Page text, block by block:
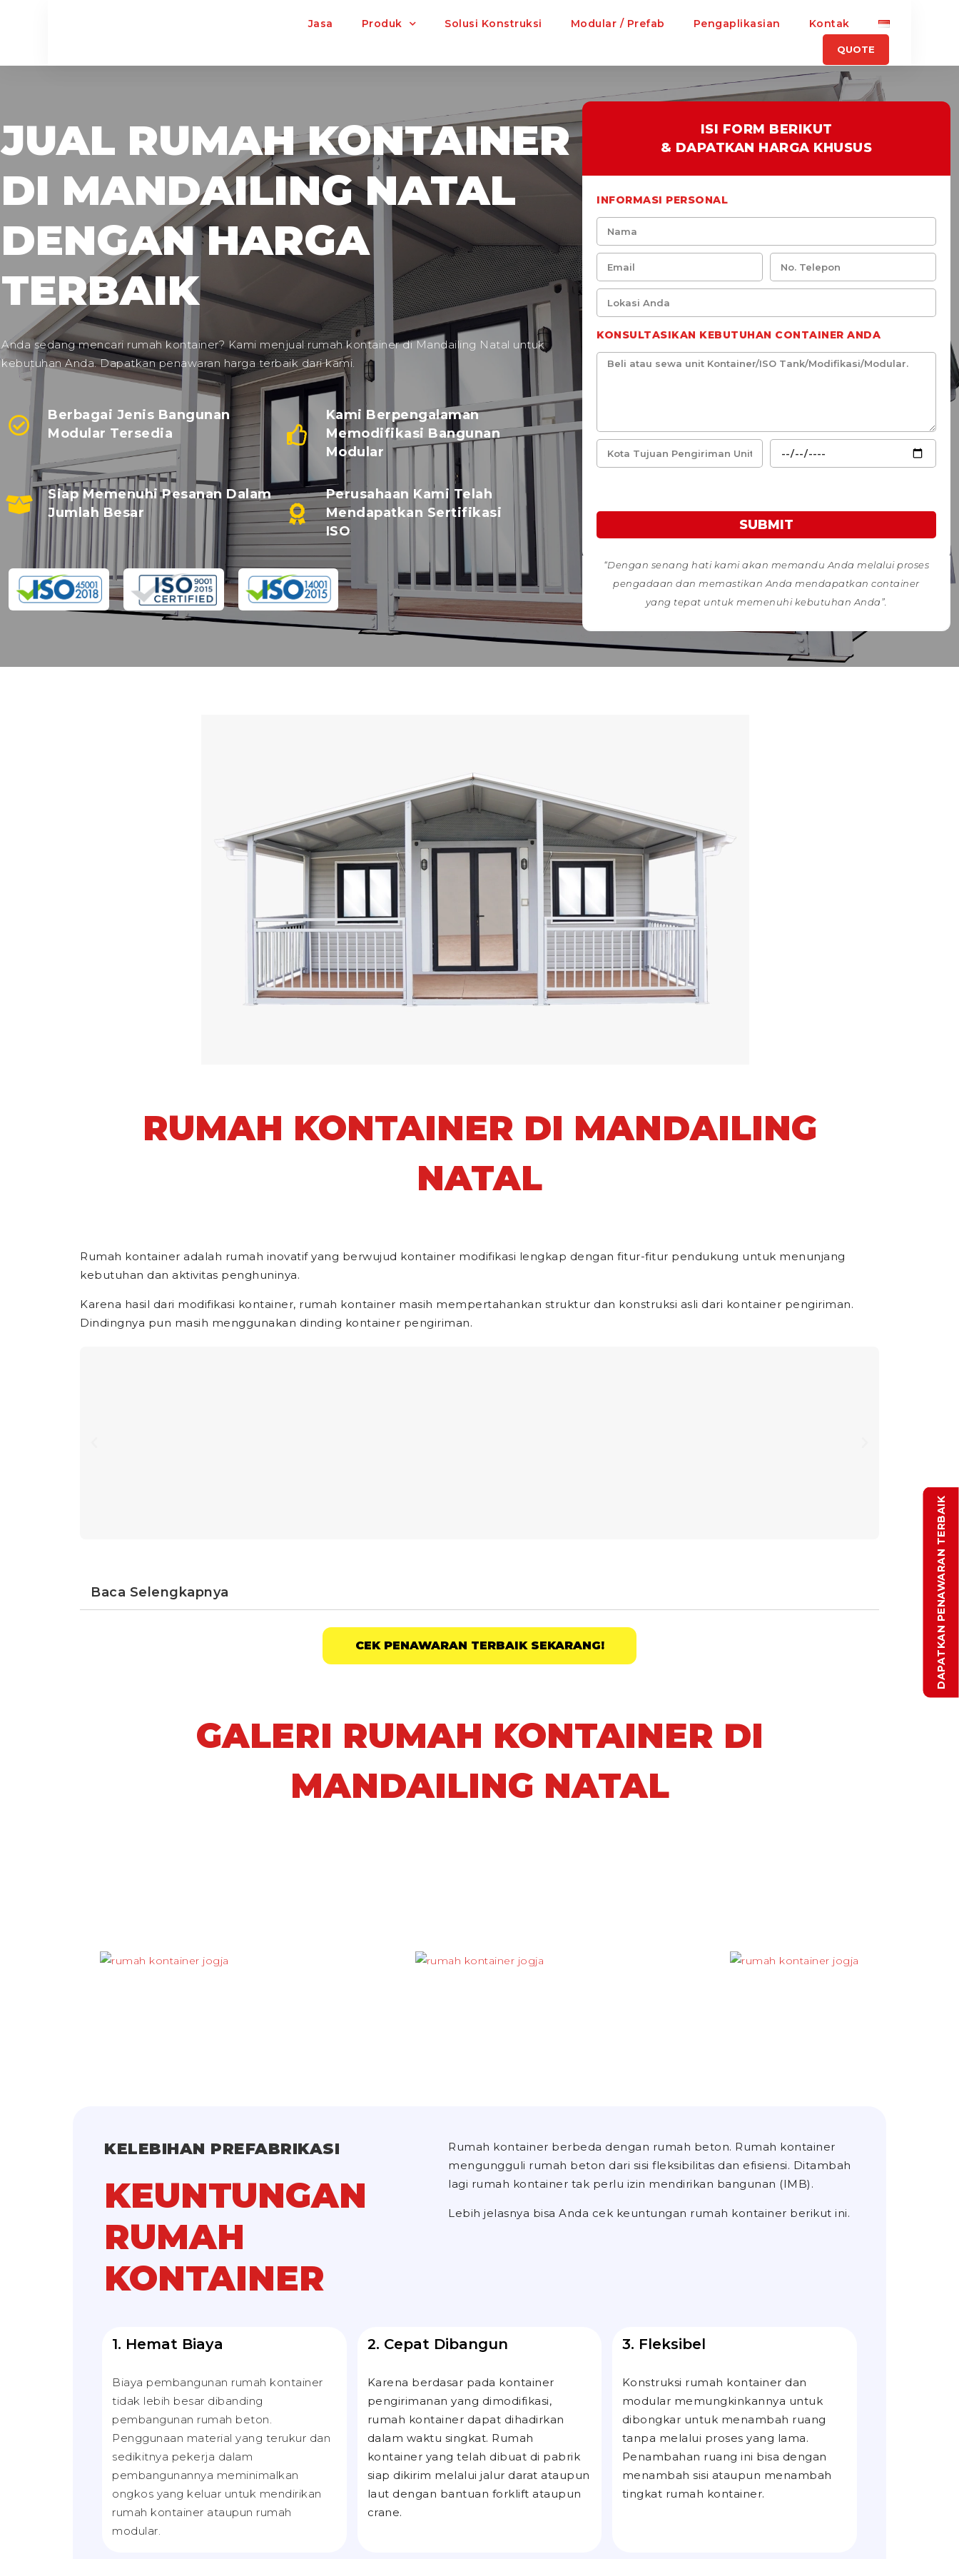
DAPATKAN PENAWARAN TERBAIK
Jasa Produk Solusi Konstruksi Modular / Prefab Pengaplikasian Kontak
QUOTE
JUAL RUMAH KONTAINER
DI MANDAILING NATAL
DENGAN HARGA
TERBAIK
Anda sedang mencari rumah kontainer? Kami menjual rumah kontainer di Mandailing Natal untuk
kebutuhan Anda. Dapatkan penawaran harga terbaik dari kami.
Berbagai Jenis Bangunan
Modular Tersedia
Kami Berpengalaman
Memodifikasi Bangunan
Modular
Siap Memenuhi Pesanan Dalam
Jumlah Besar
Perusahaan Kami Telah
Mendapatkan Sertifikasi
ISO
ISI FORM BERIKUT
& DAPATKAN HARGA KHUSUS
INFORMASI PERSONAL
KONSULTASIKAN KEBUTUHAN CONTAINER ANDA
SUBMIT
“Dengan senang hati kami akan memandu Anda melalui proses
pengadaan dan memastikan Anda mendapatkan container
yang tepat untuk memenuhi kebutuhan Anda”.
RUMAH KONTAINER DI MANDAILING
NATAL
Rumah kontainer adalah rumah inovatif yang berwujud kontainer modifikasi lengkap dengan fitur-fitur pendukung untuk menunjang
kebutuhan dan aktivitas penghuninya.
Karena hasil dari modifikasi kontainer, rumah kontainer masih mempertahankan struktur dan konstruksi asli dari kontainer pengiriman.
Dindingnya pun masih menggunakan dinding kontainer pengiriman.
Baca Selengkapnya
CEK PENAWARAN TERBAIK SEKARANG!
GALERI RUMAH KONTAINER DI
MANDAILING NATAL
KELEBIHAN PREFABRIKASI
KEUNTUNGAN
RUMAH
KONTAINER
Rumah kontainer berbeda dengan rumah beton. Rumah kontainer
mengungguli rumah beton dari sisi fleksibilitas dan efisiensi. Ditambah
lagi rumah kontainer tak perlu izin mendirikan bangunan (IMB).
Lebih jelasnya bisa Anda cek keuntungan rumah kontainer berikut ini.
1. Hemat Biaya
Biaya pembangunan rumah kontainer
tidak lebih besar dibanding
pembangunan rumah beton.
Penggunaan material yang terukur dan
sedikitnya pekerja dalam
pembangunannya meminimalkan
ongkos yang keluar untuk mendirikan
rumah kontainer ataupun rumah
modular.
2. Cepat Dibangun
Karena berdasar pada kontainer
pengirimanan yang dimodifikasi,
rumah kontainer dapat dihadirkan
dalam waktu singkat. Rumah
kontainer yang telah dibuat di pabrik
siap dikirim melalui jalur darat ataupun
laut dengan bantuan forklift ataupun
crane.
3. Fleksibel
Konstruksi rumah kontainer dan
modular memungkinkannya untuk
dibongkar untuk menambah ruang
tanpa melalui proses yang lama.
Penambahan ruang ini bisa dengan
menambah sisi ataupun menambah
tingkat rumah kontainer.